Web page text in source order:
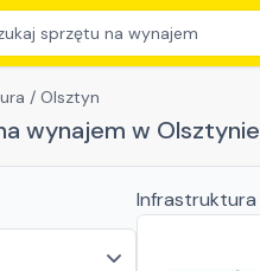
sprzętu na wynajem
/ Olsztyn
wynajem w Olsztynie
Infrastruktura